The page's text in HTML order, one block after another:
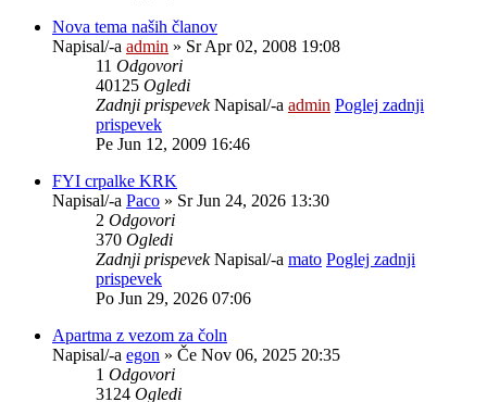
Nova tema naših članov
Napisal/-a admin » Sr Apr 02, 2008 19:08
11 Odgovori
40125 Ogledi
Zadnji prispevekNapisal/-a admin Poglej zadnji
prispevek
Pe Jun 12, 2009 16:46
FYI crpalke KRK
Napisal/-a Paco » Sr Jun 24, 2026 13:30
2 Odgovori
370 Ogledi
Zadnji prispevekNapisal/-a mato Poglej zadnji
prispevek
Po Jun 29, 2026 07:06
Apartma z vezom za čoln
Napisal/-a egon » Če Nov 06, 2025 20:35
1 Odgovori
3124 Ogledi